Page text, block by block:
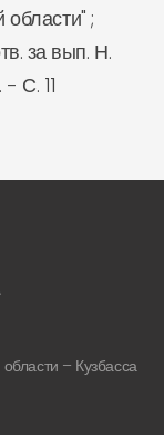
;
за вып. Н.
С. 11
– Кузбасса